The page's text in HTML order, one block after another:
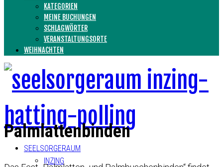
KATEGORIEN
MEINE BUCHUNGEN
SCHLAGWÖRTER
VERANSTALTUNGSORTE
WEIHNACHTEN
SEELSORGERAUM
INZING
Palmlattenbinden